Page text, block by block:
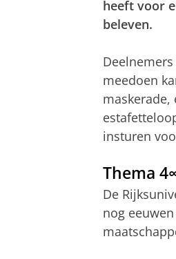
heeft voor
beleven.
meedoen
maskerade,
insturen
Thema
De
nog